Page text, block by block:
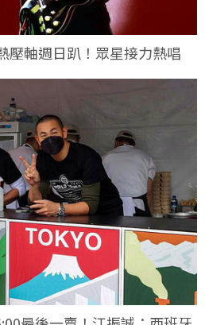
壓軸週日趴！眾星接力熱唱